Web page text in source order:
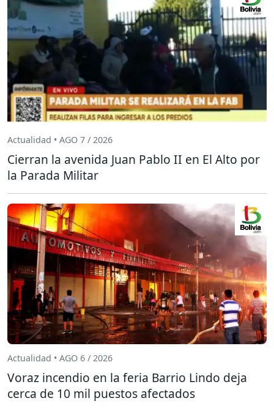
Actualidad • AGO 7 / 2026
Cierran la avenida Juan Pablo II en El Alto por
la Parada Militar
Actualidad • AGO 6 / 2026
Voraz incendio en la feria Barrio Lindo deja
cerca de 10 mil puestos afectados